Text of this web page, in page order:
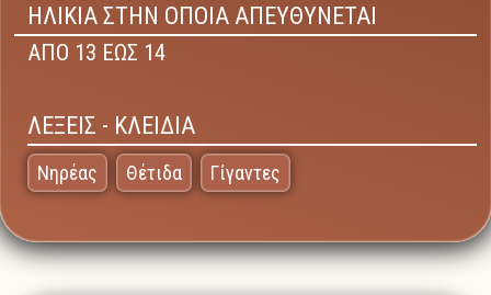
ΗΛΙΚΙΑ ΣΤΗΝ ΟΠΟΙΑ ΑΠΕΥΘΥΝΕΤΑΙ
ΑΠΟ 13 ΕΩΣ 14
ΛΕΞΕΙΣ - ΚΛΕΙΔΙΑ
Νηρέας Θέτιδα Γίγαντες